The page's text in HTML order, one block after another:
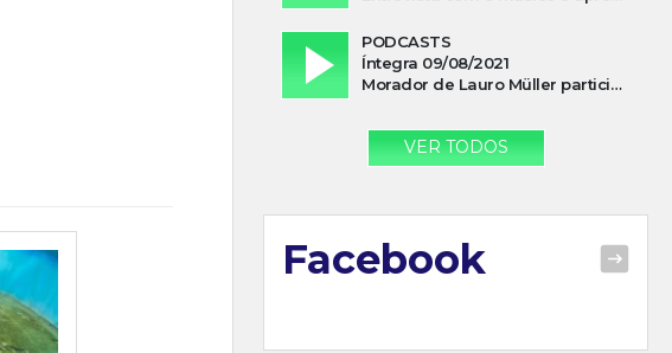
PODCASTS
Íntegra 09/08/2021
Morador de Lauro Müller participa de motociata em apoio a Bolsonaro
VER TODOS
Facebook